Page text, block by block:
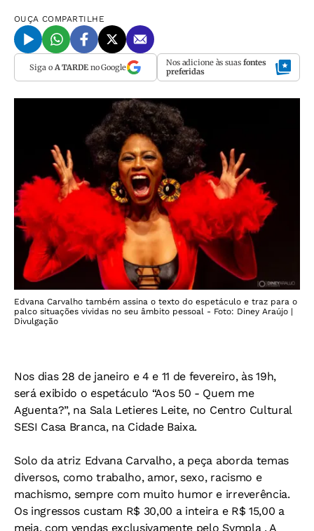
OUÇA COMPARTILHE
Siga o A TARDEno Google Nos adicione às suas fontes
preferidas
Edvana Carvalho também assina o texto do espetáculo e traz para o
palco situações vividas no seu âmbito pessoal - Foto: Diney Araújo |
Divulgação
Nos dias 28 de janeiro e 4 e 11 de fevereiro, às 19h,
será exibido o espetáculo “Aos 50 - Quem me
Aguenta?”, na Sala Letieres Leite, no Centro Cultural
SESI Casa Branca, na Cidade Baixa.
Solo da atriz Edvana Carvalho, a peça aborda temas
diversos, como trabalho, amor, sexo, racismo e
machismo, sempre com muito humor e irreverência.
Os ingressos custam R$ 30,00 a inteira e R$ 15,00 a
meia, com vendas exclusivamente pelo Sympla . A